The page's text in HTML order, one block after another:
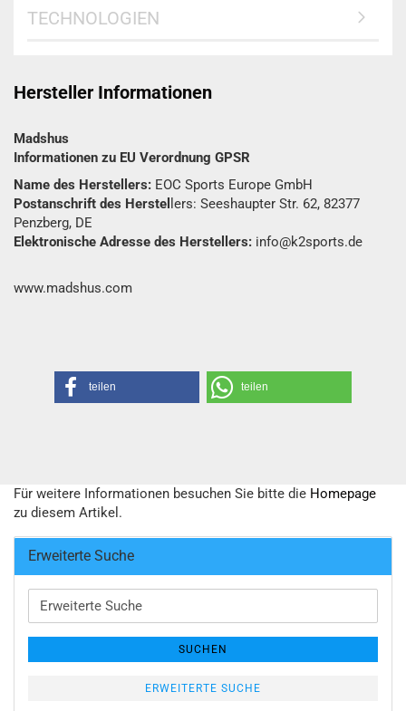
TECHNOLOGIEN
Hersteller Informationen
Madshus
Informationen zu EU Verordnung GPSR
Name des Herstellers: EOC Sports Europe GmbH
Postanschrift des Herstel lers: Seeshaupter Str. 62, 82377
Penzberg, DE
Elektronische Adresse des Herstellers: info@k2sports.de
www.madshus.com
teilen teilen
Für weitere Informationen besuchen Sie bitte die Homepage
zu diesem Artikel.
Erweiterte Suche
Erweiterte
Suche
SUCHEN
ERWEITERTE SUCHE